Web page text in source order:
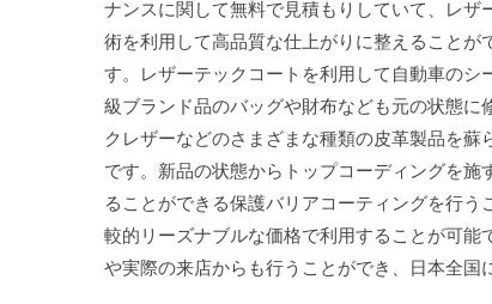
ナンスに関して無料で見積もりしていて、レ
術を利用して高品質な仕上がりに整えること
す。レザーテックコートを利用して自動車の
級ブランド品のバッグや財布なども元の状態
クレザーなどのさまざまな種類の皮革製品を
です。新品の状態からトップコーディングを
ることができる保護バリアコーティングを行
較的リーズナブルな価格で利用することが可
や実際の来店からも行うことができ、日本全国